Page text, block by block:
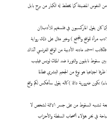
من النفوس المضيئة كما يخطط له الكبار من برج بابل
كان يقول الماركسيون في فلسفتهم للأدب(ان
مرأة للواقع والمجتمع ) وخير مثال على ذلك رواية
فكتور هيجو فالكاتب استمد مادته الأدبية من الواقع الفرنسي آنذاك
سقوط نابليون والثورة ضد الملك لويس فيليب
اجتماعيا هو نوع من الجحيم البشري فطالما
تكون ضرورية دائما ) كأنه يقول سأعكس لكم واقع
موجعة تشبه السقوط من على جسر الائمة لشخص لا
في بحر هؤلاء أصحاب السلطة والأحزاب